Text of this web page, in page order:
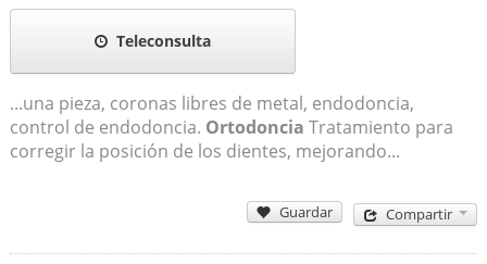
Teleconsulta
...una pieza, coronas libres de metal, endodoncia,
control de endodoncia. Ortodoncia Tratamiento para
corregir la posición de los dientes, mejorando...
Guardar Compartir